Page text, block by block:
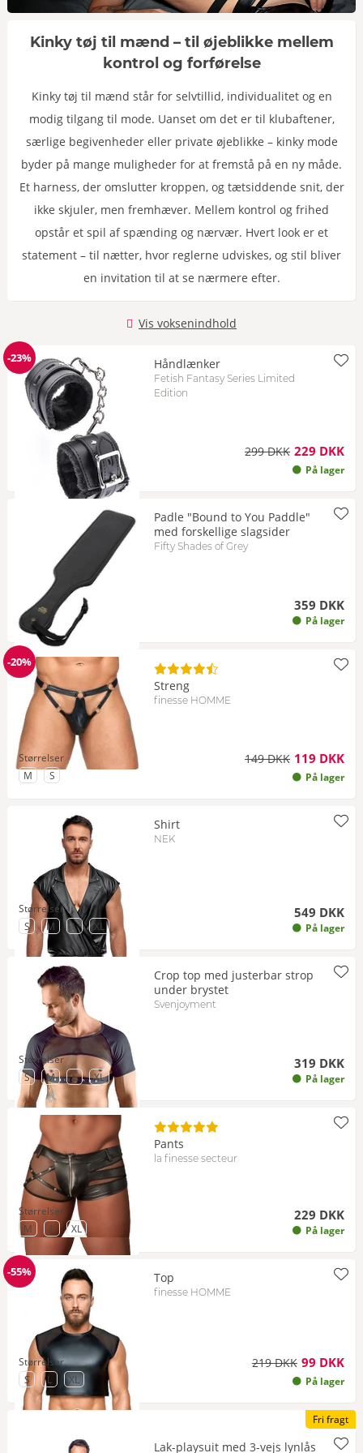
Kinky tøj til mænd – til øjeblikke mellem
kontrol og forførelse
Kinky tøj til mænd står for selvtillid, individualitet og en
modig tilgang til mode. Uanset om det er til klubaftener,
særlige begivenheder eller private øjeblikke – kinky mode
byder på mange muligheder for at fremstå på en ny måde.
Et harness, der omslutter kroppen, og tætsiddende snit, der
ikke skjuler, men fremhæver. Mellem kontrol og frihed
opstår et spil af spænding og nærvær. Hvert look er et
statement – til nætter, hvor reglerne udviskes, og stil bliver
en invitation til at se nærmere efter.
Vis voksenindhold
Rabat
-23% Håndlænker
Fetish Fantasy Series Limited
Edition
299 DKK 229 DKK
På lager
Padle "Bound to You Paddle"
med forskellige slagsider
Fifty Shades of Grey
359 DKK
På lager
Rabat
-20%
Streng
finesse HOMME
149 DKK 119 DKK
På lager
Størrelser
til Størrelse
M til Størrelse
S
Shirt
NEK
549 DKK
På lager
Størrelser
til Størrelse
S til Størrelse
M til Størrelse
L til Størrelse
XL
Crop top med justerbar strop
under brystet
Svenjoyment
319 DKK
På lager
Størrelser
til Størrelse
S til Størrelse
M til Størrelse
L til Størrelse
XL
Pants
la finesse secteur
229 DKK
På lager
Størrelser
til Størrelse
M til Størrelse
L til Størrelse
XL
Rabat
-55% Top
finesse HOMME
219 DKK 99 DKK
På lager
Størrelser
til Størrelse
S til Størrelse
L til Størrelse
XL
Fri fragt
Lak-playsuit med 3-vejs lynlås